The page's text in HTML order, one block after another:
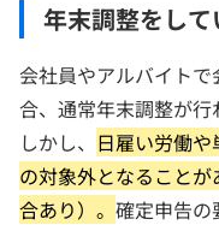
年末調整をし
会社員やアルバイト
合、通常年末調整が行
しかし、 日雇い労働
の対象外となること
合あり）。 確定申告の